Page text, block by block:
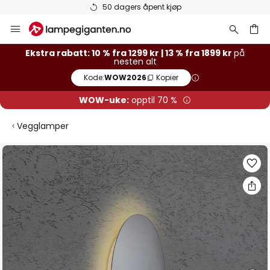
50 dagers åpent kjøp
Hopp
til
innhold
Ekstra rabatt: 10 % fra 1299 kr | 13 % fra 1899 kr på
nesten alt
Kode:WOW2026 Kopier
WOW-uke: opptil 70 %
Vegglamper
Gå
til
slutten
av
bildegalleri